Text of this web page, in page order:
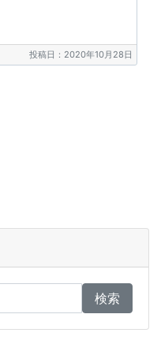
投稿日：2020年10月28日
検索